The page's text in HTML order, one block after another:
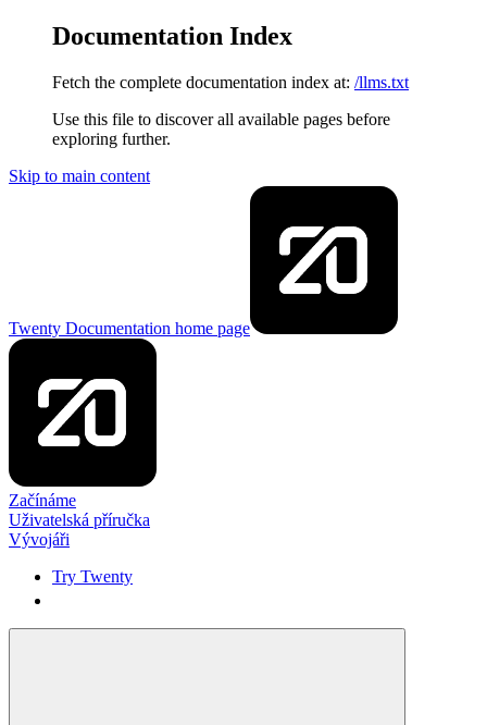
Documentation Index
Fetch the complete documentation index at: /llms.txt
Use this file to discover all available pages before
exploring further.
Skip to main content
Twenty Documentation home page
Začínáme
Uživatelská příručka
Vývojáři
Try Twenty